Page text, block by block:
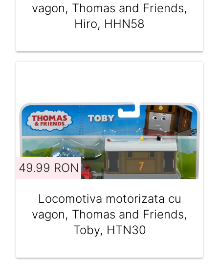
vagon, Thomas and Friends,
Hiro, HHN58
49.99 RON
Locomotiva motorizata cu
vagon, Thomas and Friends,
Toby, HTN30